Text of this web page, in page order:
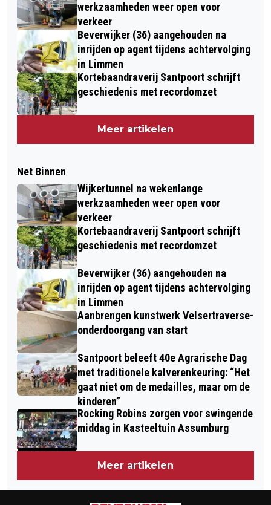
werkzaamheden weer open voor
verkeer
Beverwijker (36) aangehouden na
inrijden op agent tijdens achtervolging
in Limmen
Kortebaandraverij Santpoort schrijft
geschiedenis met recordomzet
Meer artikelen
Net Binnen
Wijkertunnel na wekenlange
werkzaamheden weer open voor
verkeer
Kortebaandraverij Santpoort schrijft
geschiedenis met recordomzet
Beverwijker (36) aangehouden na
inrijden op agent tijdens achtervolging
in Limmen
Aanbrengen kunstwerk Velsertraverse-
onderdoorgang van start
Santpoort beleeft 40e Agrarische Dag
met traditionele kalverenkeuring: “Het
gaat niet om de medailles, maar om de
kinderen”
Rocking Robins zorgen voor swingende
middag in Kasteeltuin Assumburg
Meer artikelen